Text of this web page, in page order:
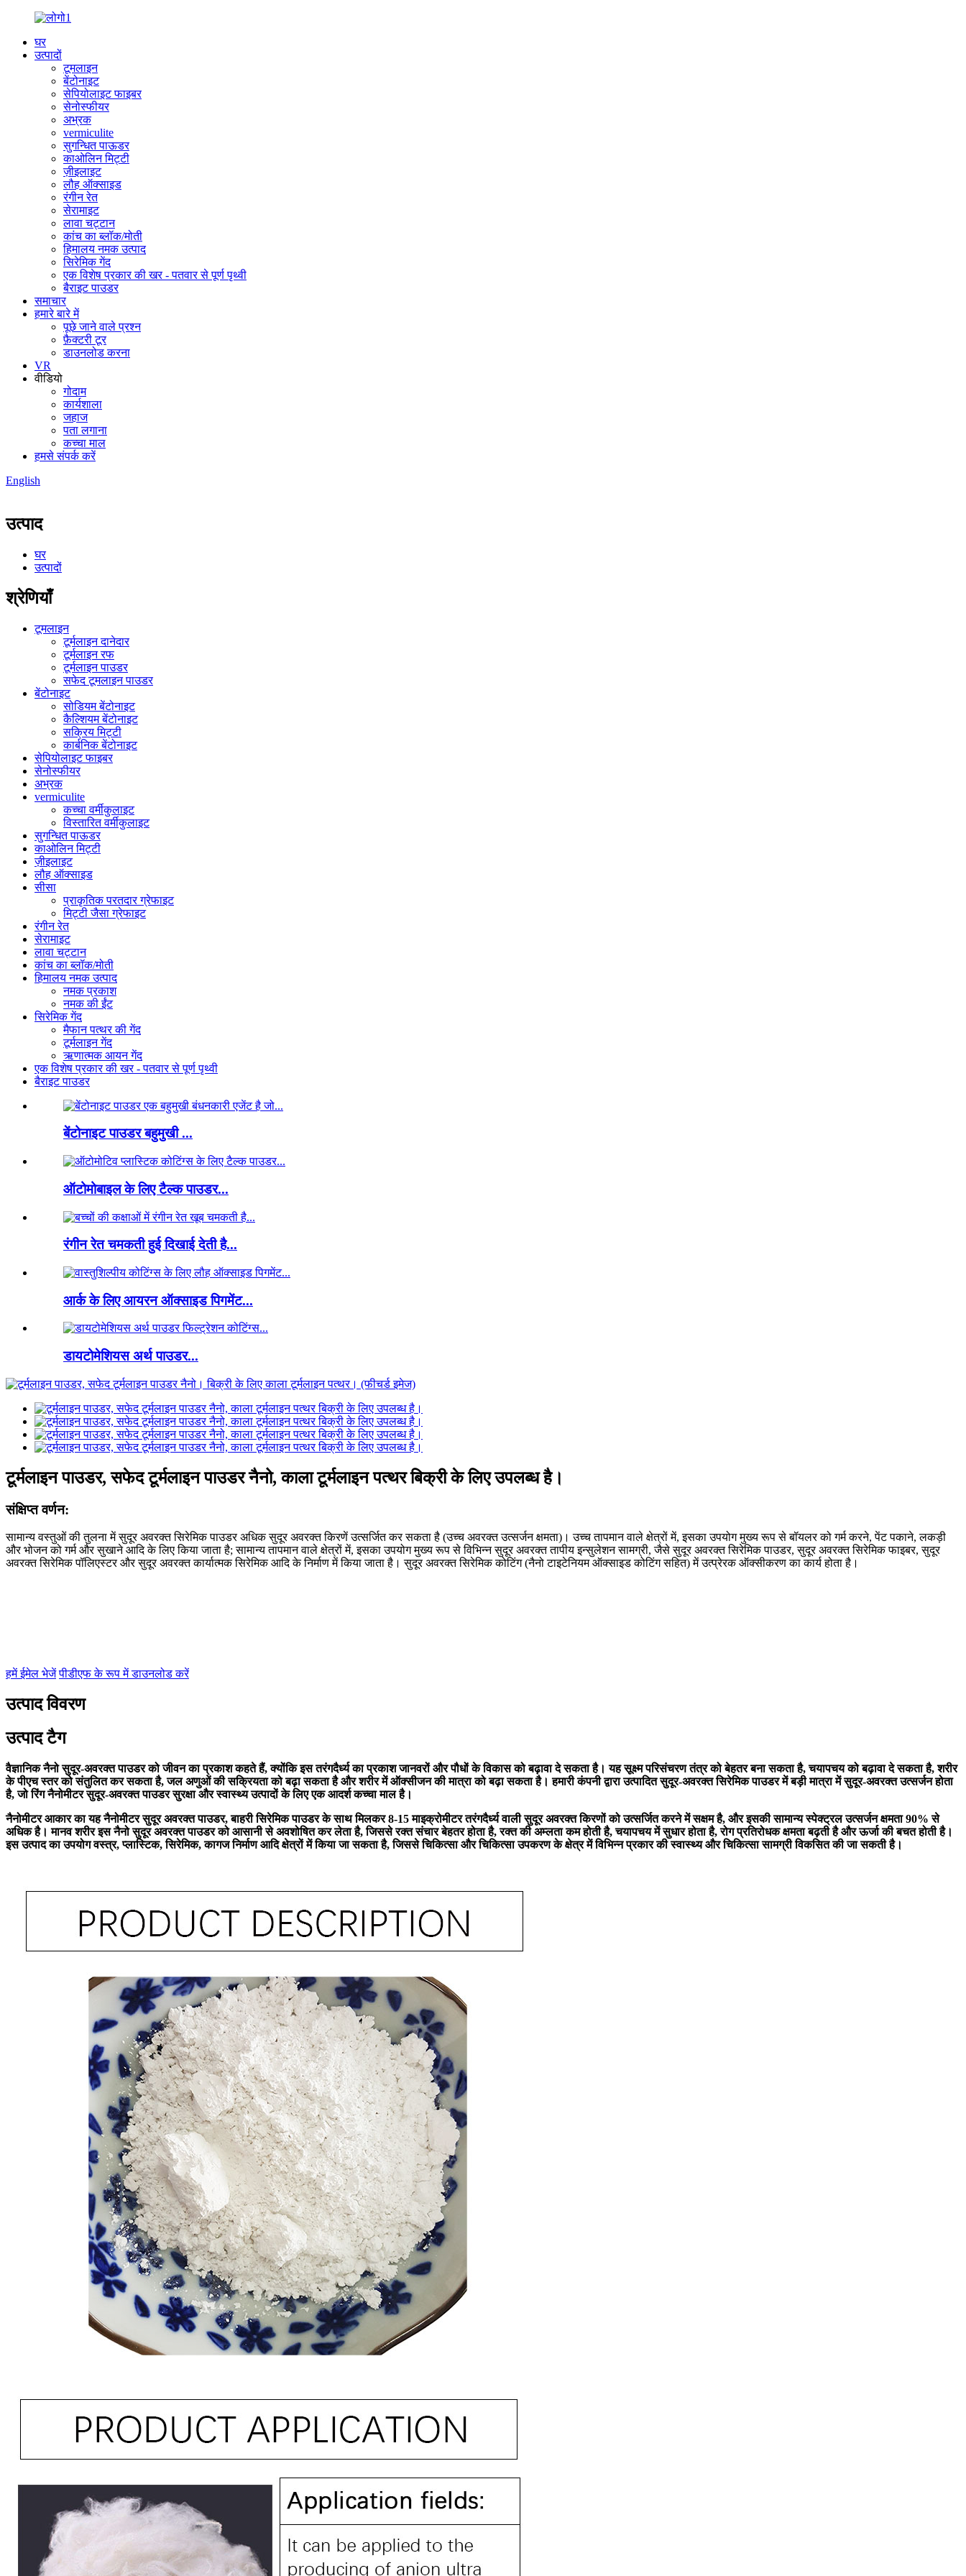
घर
उत्पादों
टूमलाइन
बेंटोनाइट
सेपियोलाइट फाइबर
सेनोस्फीयर
अभ्रक
vermiculite
सुगन्धित पाऊडर
काओलिन मिट्टी
ज़ीइलाइट
लौह ऑक्साइड
रंगीन रेत
सेरामाइट
लावा चट्टान
कांच का ब्लॉक/मोती
हिमालय नमक उत्पाद
सिरेमिक गेंद
एक विशेष प्रकार की खर - पतवार से पूर्ण पृथ्वी
बैराइट पाउडर
समाचार
हमारे बारे में
पूछे जाने वाले प्रश्न
फ़ैक्टरी टूर
डाउनलोड करना
VR
वीडियो
गोदाम
कार्यशाला
जहाज
पता लगाना
कच्चा माल
हमसे संपर्क करें
English
उत्पाद
घर
उत्पादों
श्रेणियाँ
टूमलाइन
टूर्मलाइन दानेदार
टूर्मलाइन रफ
टूर्मलाइन पाउडर
सफेद टूमलाइन पाउडर
बेंटोनाइट
सोडियम बेंटोनाइट
कैल्शियम बेंटोनाइट
सक्रिय मिट्टी
कार्बनिक बेंटोनाइट
सेपियोलाइट फाइबर
सेनोस्फीयर
अभ्रक
vermiculite
कच्चा वर्मीकुलाइट
विस्तारित वर्मीकुलाइट
सुगन्धित पाऊडर
काओलिन मिट्टी
ज़ीइलाइट
लौह ऑक्साइड
सीसा
प्राकृतिक परतदार ग्रेफाइट
मिट्टी जैसा ग्रेफाइट
रंगीन रेत
सेरामाइट
लावा चट्टान
कांच का ब्लॉक/मोती
हिमालय नमक उत्पाद
नमक प्रकाश
नमक की ईंट
सिरेमिक गेंद
मैफान पत्थर की गेंद
टूर्मलाइन गेंद
ऋणात्मक आयन गेंद
एक विशेष प्रकार की खर - पतवार से पूर्ण पृथ्वी
बैराइट पाउडर
बेंटोनाइट पाउडर बहुमुखी ...
ऑटोमोबाइल के लिए टैल्क पाउडर...
रंगीन रेत चमकती हुई दिखाई देती है...
आर्क के लिए आयरन ऑक्साइड पिगमेंट...
डायटोमेशियस अर्थ पाउडर...
टूर्मलाइन पाउडर, सफेद टूर्मलाइन पाउडर नैनो, काला टूर्मलाइन पत्थर बिक्री के लिए उपलब्ध है।
संक्षिप्त वर्णन:
सामान्य वस्तुओं की तुलना में सुदूर अवरक्त सिरेमिक पाउडर अधिक सुदूर अवरक्त किरणें उत्सर्जित कर सकता है (उच्च अवरक्त उत्सर्जन क्षमता)। उच्च तापमान वाले क्षेत्रों में, इसका उपयोग मुख्य रूप से बॉयलर को गर्म करने, पेंट पकाने, लकड़ी
और भोजन को गर्म और सुखाने आदि के लिए किया जाता है; सामान्य तापमान वाले क्षेत्रों में, इसका उपयोग मुख्य रूप से विभिन्न सुदूर अवरक्त तापीय इन्सुलेशन सामग्री, जैसे सुदूर अवरक्त सिरेमिक पाउडर, सुदूर अवरक्त सिरेमिक फाइबर, सुदूर
अवरक्त सिरेमिक पॉलिएस्टर और सुदूर अवरक्त कार्यात्मक सिरेमिक आदि के निर्माण में किया जाता है। सुदूर अवरक्त सिरेमिक कोटिंग (नैनो टाइटेनियम ऑक्साइड कोटिंग सहित) में उत्प्रेरक ऑक्सीकरण का कार्य होता है।
हमें ईमेल भेजें पीडीएफ के रूप में डाउनलोड करें
उत्पाद विवरण
उत्पाद टैग
वैज्ञानिक नैनो सुदूर-अवरक्त पाउडर को जीवन का प्रकाश कहते हैं, क्योंकि इस तरंगदैर्ध्य का प्रकाश जानवरों और पौधों के विकास को बढ़ावा दे सकता है। यह सूक्ष्म परिसंचरण तंत्र को बेहतर बना सकता है, चयापचय को बढ़ावा दे सकता है, शरीर
के पीएच स्तर को संतुलित कर सकता है, जल अणुओं की सक्रियता को बढ़ा सकता है और शरीर में ऑक्सीजन की मात्रा को बढ़ा सकता है। हमारी कंपनी द्वारा उत्पादित सुदूर-अवरक्त सिरेमिक पाउडर में बड़ी मात्रा में सुदूर-अवरक्त उत्सर्जन होता
है, जो रिंग नैनोमीटर सुदूर-अवरक्त पाउडर सुरक्षा और स्वास्थ्य उत्पादों के लिए एक आदर्श कच्चा माल है।
नैनोमीटर आकार का यह नैनोमीटर सुदूर अवरक्त पाउडर, बाहरी सिरेमिक पाउडर के साथ मिलकर 8-15 माइक्रोमीटर तरंगदैर्ध्य वाली सुदूर अवरक्त किरणों को उत्सर्जित करने में सक्षम है, और इसकी सामान्य स्पेक्ट्रल उत्सर्जन क्षमता 90% से
अधिक है। मानव शरीर इस नैनो सुदूर अवरक्त पाउडर को आसानी से अवशोषित कर लेता है, जिससे रक्त संचार बेहतर होता है, रक्त की अम्लता कम होती है, चयापचय में सुधार होता है, रोग प्रतिरोधक क्षमता बढ़ती है और ऊर्जा की बचत होती है।
इस उत्पाद का उपयोग वस्त्र, प्लास्टिक, सिरेमिक, कागज निर्माण आदि क्षेत्रों में किया जा सकता है, जिससे चिकित्सा और चिकित्सा उपकरण के क्षेत्र में विभिन्न प्रकार की स्वास्थ्य और चिकित्सा सामग्री विकसित की जा सकती है।